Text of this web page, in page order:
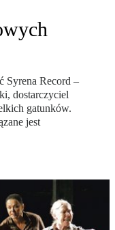
Syrena Record –
dostarczyciel
gatunków.
jest